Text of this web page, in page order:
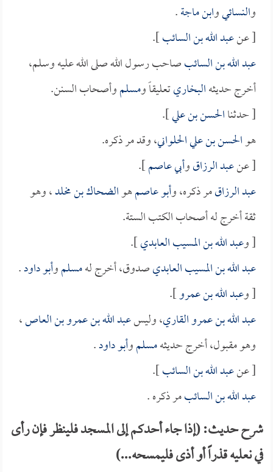
والنسائيوابن ماجة.
[ عنعبد الله بن السائب].
عبد الله بن السائبصاحب رسول الله صلى الله عليه وسلم،
أخرج حديثهالبخاريتعليقاً ومسلموأصحاب السنن.
[ حدثناالحسن بن علي].
هوالحسن بن علي الحلواني، وقد مر ذكره.
[ عنعبد الرزاقوأبي عاصم].
عبد الرزاقمر ذكره، وأبو عاصمهوالضحاك بن مخلد، وهو
ثقة أخرج له أصحاب الكتب الستة.
[ وعبد الله بن المسيب العابدي].
عبد الله بن المسيب العابديصدوق، أخرج لهمسلموأبو داود.
[ وعبد الله بن عمرو].
عبد الله بن عمرو القاري، وليسعبد الله بن عمرو بن العاص،
وهو مقبول، أخرج حديثهمسلموأبو داود.
[ عنعبد الله بن السائب].
عبد الله بن السائبمر ذكره .
شرح حديث: (إذا جاء أحدكم إلى المسجد فلينظر فإن رأى
في نعليه قذراً أو أذى فليمسحه...)